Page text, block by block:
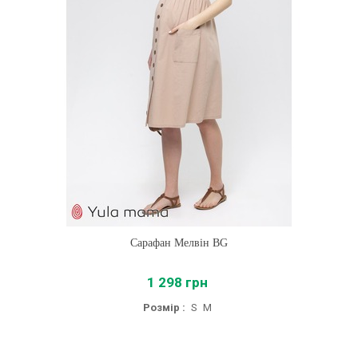
Сарафан Мелвін BG
1 298 грн
Розмір : S M